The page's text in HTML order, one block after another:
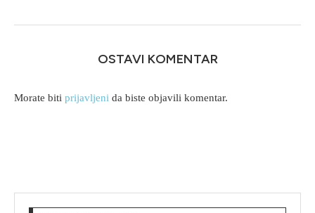
OSTAVI KOMENTAR
Morate biti prijavljeni da biste objavili komentar.